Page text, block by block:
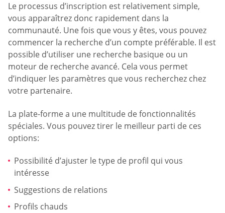
Le processus d’inscription est relativement simple,
vous apparaîtrez donc rapidement dans la
communauté. Une fois que vous y êtes, vous pouvez
commencer la recherche d’un compte préférable. Il est
possible d’utiliser une recherche basique ou un
moteur de recherche avancé. Cela vous permet
d’indiquer les paramètres que vous recherchez chez
votre partenaire.
La plate-forme a une multitude de fonctionnalités
spéciales. Vous pouvez tirer le meilleur parti de ces
options:
Possibilité d’ajuster le type de profil qui vous
intéresse
Suggestions de relations
Profils chauds